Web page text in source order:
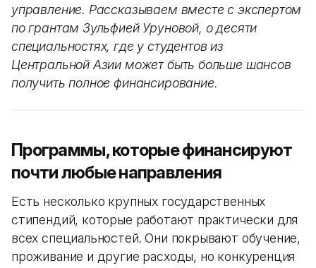
управление. Рассказываем вместе с экспертом
по грантам Зульфией Уруновой, о десяти
специальностях, где у студентов из
Центральной Азии может быть больше шансов
получить полное финансирование.
Программы, которые финансируют
почти любые направления
Есть несколько крупных государственных
стипендий, которые работают практически для
всех специальностей. Они покрывают обучение,
проживание и другие расходы, но конкуренция